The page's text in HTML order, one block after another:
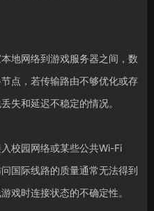
地网络到游戏服务器之间，数
点，若传输路由不够优化或存
失和延迟不稳定的情况。
校园网络或某些公共Wi-Fi
国际线路的质量通常无法得到
戏时连接状态的不确定性。